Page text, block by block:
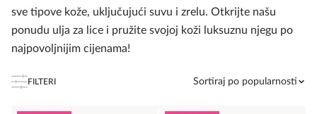
sve tipove kože, uključujući suvu i zrelu. Otkrijte našu
ponudu ulja za lice i pružite svojoj koži luksuznu njegu po
najpovoljnijim cijenama!
FILTERI Sortiraj po popularnosti